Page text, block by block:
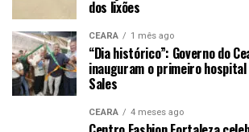
dos lixões
CEARÁ 1 mês ago
“Dia histórico”: Governo do
inauguram o primeiro hospital
Sales
CEARÁ 4 meses ago